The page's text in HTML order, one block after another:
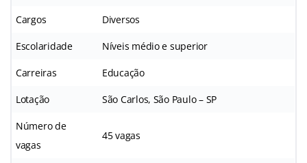
Cargos Diversos
Escolaridade Níveis médio e superior
Carreiras Educação
Lotação São Carlos, São Paulo – SP
Número de
vagas
45 vagas